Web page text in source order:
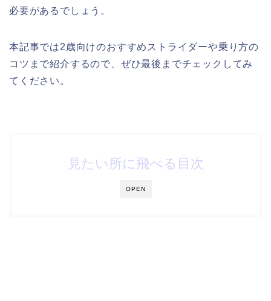
必要があるでしょう。
本記事では2歳向けのおすすめストライダーや乗り方の
コツまで紹介するので、ぜひ最後までチェックしてみ
てください。
OPEN
見たい所に飛べる目次